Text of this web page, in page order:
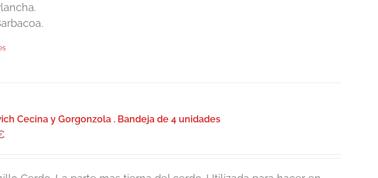
Cecina y Gorgonzola . Bandeja de 4 unidades